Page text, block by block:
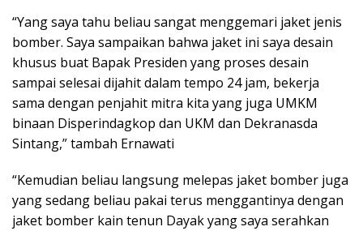
“Yang saya tahu beliau sangat menggemari jaket jenis
bomber. Saya sampaikan bahwa jaket ini saya desain
khusus buat Bapak Presiden yang proses desain
sampai selesai dijahit dalam tempo 24 jam, bekerja
sama dengan penjahit mitra kita yang juga UMKM
binaan Disperindagkop dan UKM dan Dekranasda
Sintang,” tambah Ernawati
“Kemudian beliau langsung melepas jaket bomber juga
yang sedang beliau pakai terus menggantinya dengan
jaket bomber kain tenun Dayak yang saya serahkan